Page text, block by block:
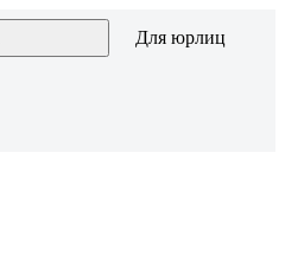
Для юрлиц